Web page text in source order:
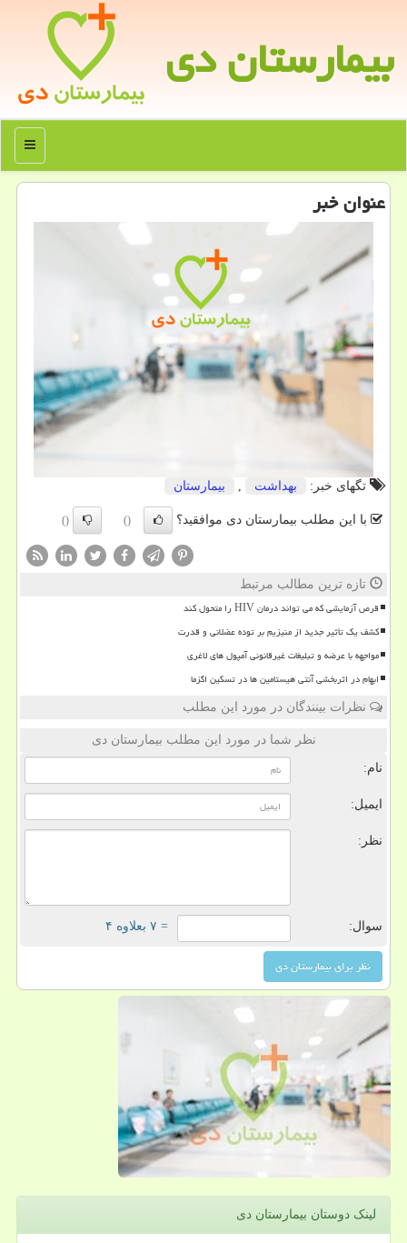
بیمارستان دی
منو
عنوان خبر
تگهای خبر: بهداشت بیمارستان
با این مطلب بیمارستان دی موافقید؟ ()
()
تازه ترین مطالب مرتبط
قرص آزمایشی که می تواند درمان HIV را متحول کند
کشف یک تأثیر جدید از منیزیم بر توده عضلانی و قدرت
مواجهه با عرضه و تبلیغات غیرقانونی آمپول های لاغری
ابهام در اثربخشی آنتی هیستامین ها در تسکین اگزما
نظرات بینندگان در مورد این مطلب
نظر شما در مورد این مطلب بیمارستان دی
نام:
ایمیل:
نظر:
سوال: = ۷ بعلاوه ۴
لینک دوستان بیمارستان دی